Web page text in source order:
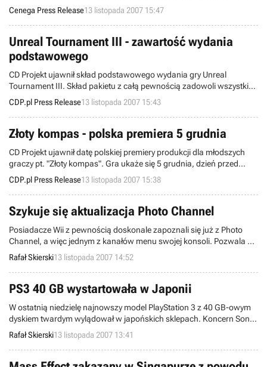
nowy pakiet z serii Wildlife Park 2!
Cenega Press Release13 listopada 2007 15:47
Unreal Tournament III - zawartość wydania
podstawowego
CD Projekt ujawnił skład podstawowego wydania gry Unreal
Tournament III. Skład pakietu z całą pewnością zadowoli wszystkich
fanów serii!
CDP.pl Press Release13 listopada 2007 15:43
Złoty kompas - polska premiera 5 grudnia
CD Projekt ujawnił datę polskiej premiery produkcji dla młodszych
graczy pt. "Złoty kompas". Gra ukaże się 5 grudnia, dzień przed
Mikołajkami.
CDP.pl Press Release13 listopada 2007 15:38
Szykuje się aktualizacja Photo Channel
Posiadacze Wii z pewnością doskonale zapoznali się już z Photo
Channel, a więc jednym z kanałów menu swojej konsoli. Pozwala on
nam na przeglądanie oraz prostą edycję zdjęć zarchiwizowanych na
kartach SD. Jak donosi Nintendo, już wkrótce moduł ten doczeka się
aktualizacji.
Rafał Skierski13 listopada 2007 14:52
PS3 40 GB wystartowała w Japonii
W ostatnią niedzielę najnowszy model PlayStation 3 z 40 GB-owym
dyskiem twardym wylądował w japońskich sklepach. Koncern Sony
spodziewał się co najmniej powtórzenia sukcesu PSP Slim & Lite,
który to w pierwsze cztery dni od swojej premiery znalazł na
tamtejszym rynku 227,794 nabywców. Jak natomiast wyglądała
rzeczywistość?
Rafał Skierski13 listopada 2007 13:41